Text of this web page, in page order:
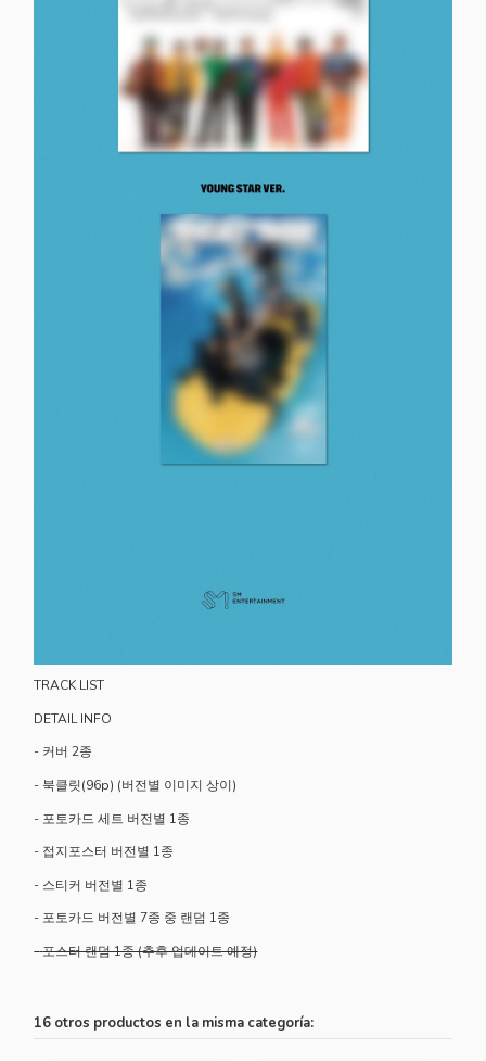
TRACK LIST
DETAIL INFO
- 커버 2종
- 북클릿(96p) (버전별 이미지 상이)
- 포토카드 세트 버전별 1종
- 접지포스터 버전별 1종
- 스티커 버전별 1종
- 포토카드 버전별 7종 중 랜덤 1종
-포스터 랜덤 1종 (추후 업데이트 예정)
16 otros productos en la misma categoría: